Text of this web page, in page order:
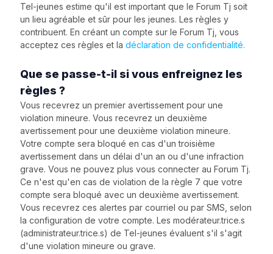
Tel-jeunes estime qu'il est important que le Forum Tj soit
un lieu agréable et sûr pour les jeunes. Les règles y
contribuent. En créant un compte sur le Forum Tj, vous
acceptez ces règles et la déclaration de confidentialité.
Que se passe-t-il si vous enfreignez les
règles ?
Vous recevrez un premier avertissement pour une
violation mineure. Vous recevrez un deuxième
avertissement pour une deuxième violation mineure.
Votre compte sera bloqué en cas d'un troisième
avertissement dans un délai d'un an ou d'une infraction
grave. Vous ne pouvez plus vous connecter au Forum Tj.
Ce n'est qu'en cas de violation de la règle 7 que votre
compte sera bloqué avec un deuxième avertissement.
Vous recevrez ces alertes par courriel ou par SMS, selon
la configuration de votre compte. Les modérateur.trice.s
(administrateur.trice.s) de Tel-jeunes évaluent s'il s'agit
d'une violation mineure ou grave.